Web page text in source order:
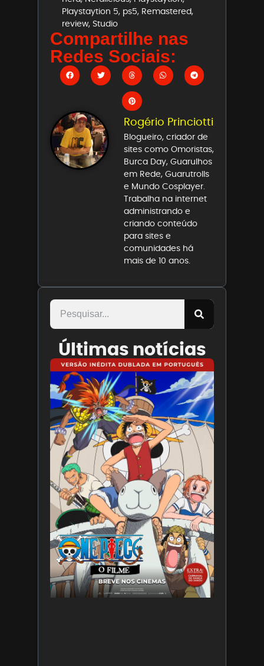
Playstaytion 5, ps5, Remastered,
review, Studio
Compartilhe nas
Redes Sociais:
Rogério Princiotti
Blogueiro, criador de
sites como Omoristas,
Burca Day, Guarulhos
em Rede, Guarutrolls
e Mundo Cosplayer.
Trabalha na internet
administrando e
criando conteúdo
para sites e
comunidades há
mais de 10 anos.
Últimas notícias